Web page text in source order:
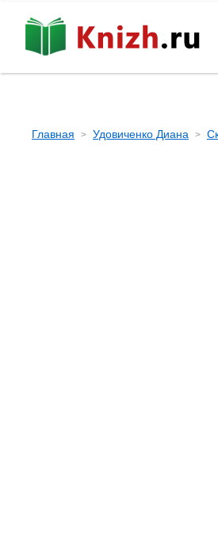
Главная Удовиченко Диана